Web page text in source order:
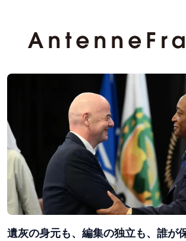
遺灰の身元も、編集の独立も、誰が